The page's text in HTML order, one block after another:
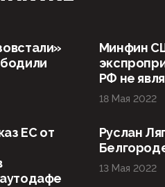
Минфин
РФ не
18 Мая 2022
ЕС от
Руслан
13 Мая 2022